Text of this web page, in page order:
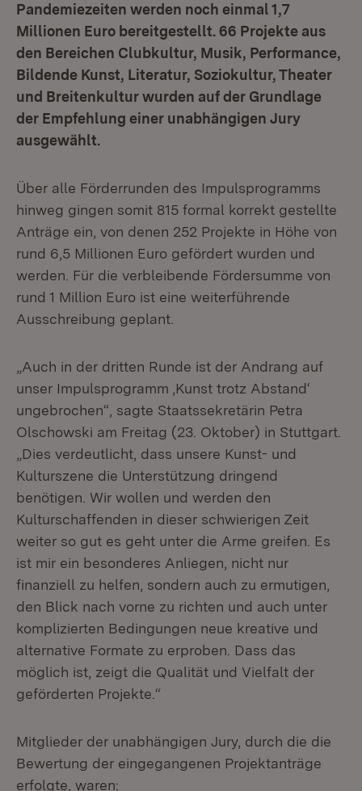
Pandemiezeiten werden noch einmal 1,7
Millionen Euro bereitgestellt. 66 Projekte aus
den Bereichen Clubkultur, Musik, Performance,
Bildende Kunst, Literatur, Soziokultur, Theater
und Breitenkultur wurden auf der Grundlage
der Empfehlung einer unabhängigen Jury
ausgewählt.
Über alle Förderrunden des Impulsprogramms
hinweg gingen somit 815 formal korrekt gestellte
Anträge ein, von denen 252 Projekte in Höhe von
rund 6,5 Millionen Euro gefördert wurden und
werden. Für die verbleibende Fördersumme von
rund 1 Million Euro ist eine weiterführende
Ausschreibung geplant.
„Auch in der dritten Runde ist der Andrang auf
unser Impulsprogramm ‚Kunst trotz Abstand‘
ungebrochen“, sagte Staatssekretärin Petra
Olschowski am Freitag (23. Oktober) in Stuttgart.
„Dies verdeutlicht, dass unsere Kunst- und
Kulturszene die Unterstützung dringend
benötigen. Wir wollen und werden den
Kulturschaffenden in dieser schwierigen Zeit
weiter so gut es geht unter die Arme greifen. Es
ist mir ein besonderes Anliegen, nicht nur
finanziell zu helfen, sondern auch zu ermutigen,
den Blick nach vorne zu richten und auch unter
komplizierten Bedingungen neue kreative und
alternative Formate zu erproben. Dass das
möglich ist, zeigt die Qualität und Vielfalt der
geförderten Projekte.“
Mitglieder der unabhängigen Jury, durch die die
Bewertung der eingegangenen Projektanträge
erfolgte, waren: